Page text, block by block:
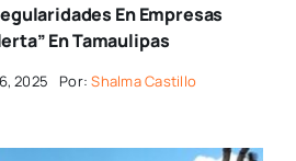
En Empresas
En Tamaulipas
2025 Por:Shalma Castillo